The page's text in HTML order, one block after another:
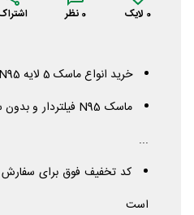
0 لایک 0 نظر
خرید انواع ماسک 5 لایه N95
ماسک N95
...
است